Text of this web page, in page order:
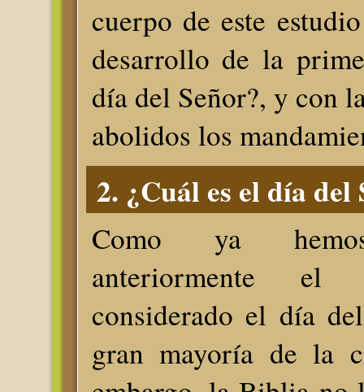
cuerpo de este
desarrollo de la
día del Señor?, y con
abolidos los
2. ¿Cuál es el día del
Como ya
anteriormente el
considerado el día
gran mayoría de la